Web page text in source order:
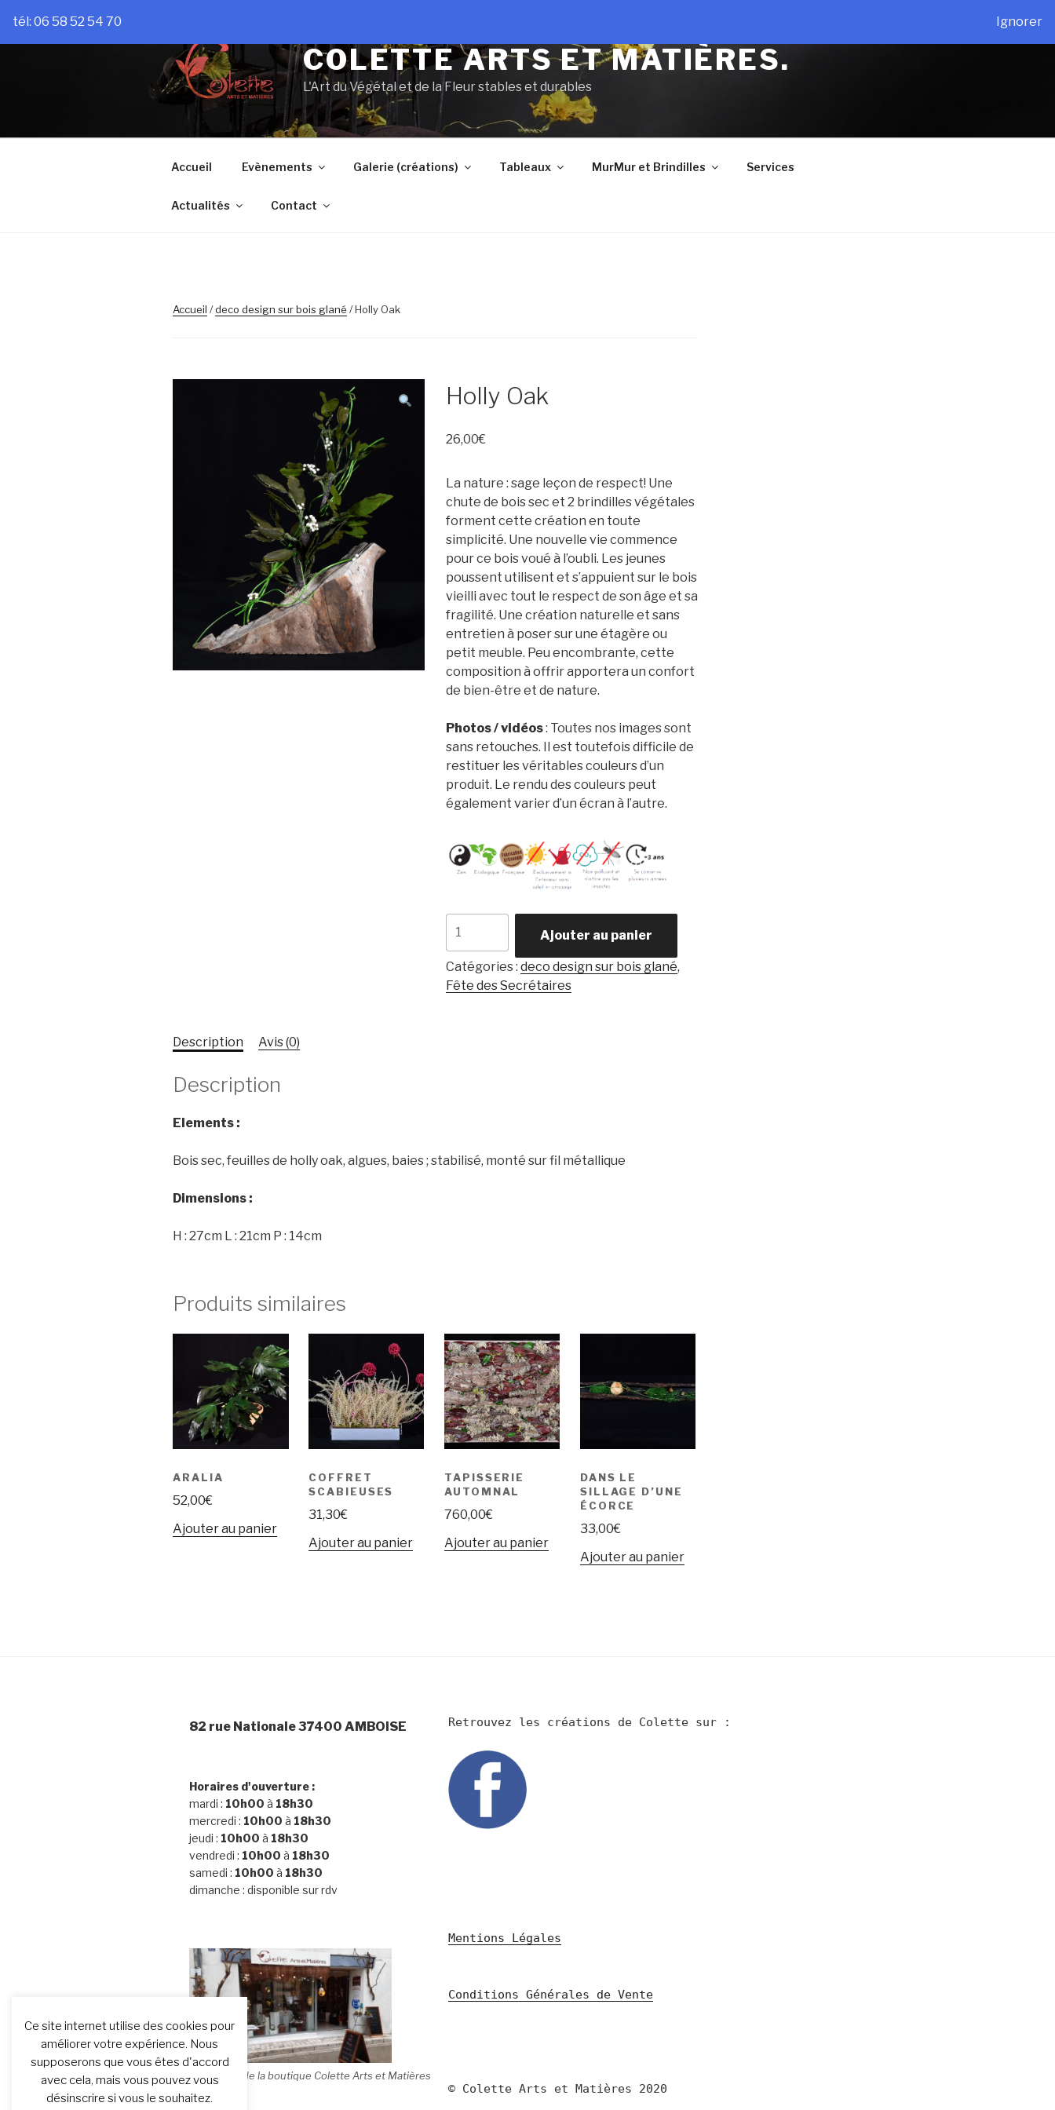
contenu
COLETTE ARTS ET MATIÈRES.
L'Art du Végétal et de la Fleur stables et durables
Accueil Evènements Galerie (créations) Tableaux MurMur et Brindilles Services
Actualités Contact
Accueil /deco design sur bois glané / Holly Oak
Holly Oak
26,00€
La nature : sage leçon de respect! Une
chute de bois sec et 2 brindilles végétales
forment cette création en toute
simplicité. Une nouvelle vie commence
pour ce bois voué à l’oubli. Les jeunes
poussent utilisent et s’appuient sur le bois
vieilli avec tout le respect de son âge et sa
fragilité. Une création naturelle et sans
entretien à poser sur une étagère ou
petit meuble. Peu encombrante, cette
composition à offrir apportera un confort
de bien-être et de nature.
Photos / vidéos: Toutes nos images sont
sans retouches. Il est toutefois difficile de
restituer les véritables couleurs d’un
produit. Le rendu des couleurs peut
également varier d’un écran à l’autre.
de
Holly
Oak
Ajouter au panier
Catégories : deco design sur bois glané,
Fête des Secrétaires
Description Avis (0)
Description
Elements :
Bois sec, feuilles de holly oak, algues, baies ; stabilisé, monté sur fil métallique
Dimensions :
H : 27cm L : 21cm P : 14cm
Produits similaires
ARALIA
52,00€
Ajouter au panier
COFFRET
SCABIEUSES
31,30€
Ajouter au panier
TAPISSERIE
AUTOMNAL
760,00€
Ajouter au panier
DANS LE
SILLAGE D’UNE
ÉCORCE
33,00€
Ajouter au panier
82 rue Nationale 37400 AMBOISE
Horaires d'ouverture :
mardi : 10h00à 18h30
mercredi : 10h00à 18h30
jeudi : 10h00à 18h30
vendredi : 10h00à 18h30
samedi : 10h00à 18h30
dimanche : disponible sur rdv
Devanture de la boutique Colette Arts et Matières
Mentions Légales
Conditions Générales de Vente
© Colette Arts et Matières 2020
Ce site internet utilise des cookies pour
améliorer votre expérience. Nous
supposerons que vous êtes d'accord
avec cela, mais vous pouvez vous
désinscrire si vous le souhaitez.
tél: 06 58 52 54 70 Ignorer